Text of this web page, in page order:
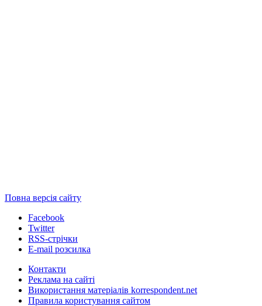
Повна версія сайту
Facebook
Twitter
RSS-стрічки
E-mail розсилка
Контакти
Реклама на сайті
Використання матеріалів korrespondent.net
Правила користування сайтом